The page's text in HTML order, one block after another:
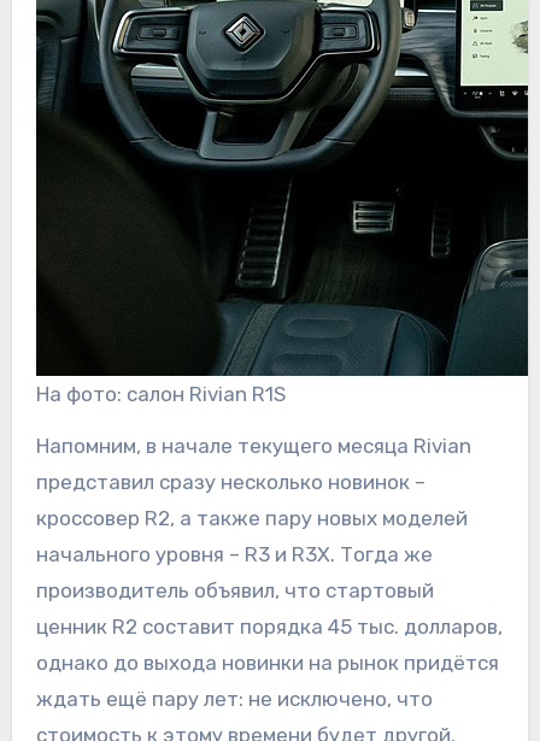
На фото: салон Rivian R1S
Напомним, в начале текущего месяца Rivian
представил сразу несколько новинок –
кроссовер R2, а также пару новых моделей
начального уровня – R3 и R3X. Тогда же
производитель объявил, что стартовый
ценник R2 составит порядка 45 тыс. долларов,
однако до выхода новинки на рынок придётся
ждать ещё пару лет: не исключено, что
стоимость к этому времени будет другой.